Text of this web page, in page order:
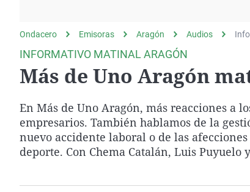
gato
Equipo de investigación
Operación Viuda
Negra
Ondacero Emisoras Aragón Audios
INFORMATIVO MATINAL ARAGÓN
Más de Uno Aragón
En Más de Uno Aragón, más reacciones a
empresarios. También hablamos de la
nuevo accidente laboral o de las
deporte. Con Chema Catalán, Luis Puyuelo